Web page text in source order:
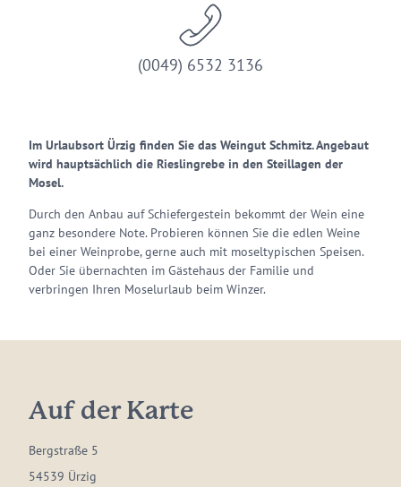
(0049) 6532 3136
Im Urlaubsort Ürzig finden Sie das Weingut Schmitz. Angebaut
wird hauptsächlich die Rieslingrebe in den Steillagen der
Mosel.
Durch den Anbau auf Schiefergestein bekommt der Wein eine
ganz besondere Note. Probieren können Sie die edlen Weine
bei einer Weinprobe, gerne auch mit moseltypischen Speisen.
Oder Sie übernachten im Gästehaus der Familie und
verbringen Ihren Moselurlaub beim Winzer.
Auf der Karte
Bergstraße 5
54539 Ürzig